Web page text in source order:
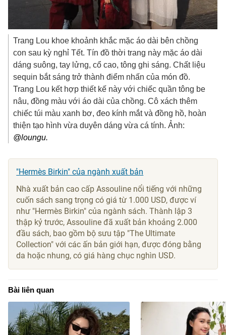
Trang Lou khoe khoảnh khắc mặc áo dài bên chồng
con sau kỳ nghỉ Tết. Tín đồ thời trang này mặc áo dài
dáng suông, tay lửng, cổ cao, tông ghi sáng. Chất liệu
sequin bắt sáng trở thành điểm nhấn của món đồ.
Trang Lou kết hợp thiết kế này với chiếc quần tông be
nâu, đồng màu với áo dài của chồng. Cô xách thêm
chiếc túi màu xanh bơ, đeo kính mắt và đồng hồ, hoàn
thiện tạo hình vừa duyên dáng vừa cá tính. Ảnh:
@loungu.
"Hermès Birkin" của ngành xuất bản
Nhà xuất bản cao cấp Assouline nổi tiếng với những
cuốn sách sang trọng có giá từ 1.000 USD, được ví
như "Hermès Birkin" của ngành sách. Thành lập 3
thập kỷ trước, Assouline đã xuất bản khoảng 2.000
đầu sách, bao gồm bộ sưu tập "The Ultimate
Collection" với các ấn bản giới hạn, được đóng bằng
da hoặc nhung, có giá hàng chục nghìn USD.
Bài liên quan